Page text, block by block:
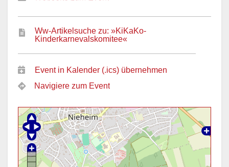
Ww-Artikelsuche zu: »KiKaKo-
Kinderkarnevalskomitee«
Event in Kalender (.ics) übernehmen
Navigiere zum Event